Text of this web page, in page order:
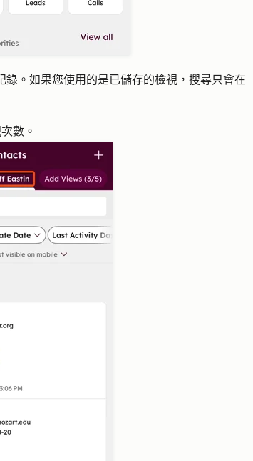
錄。如果您使用的是已儲存的檢視，搜尋只會在
數 。